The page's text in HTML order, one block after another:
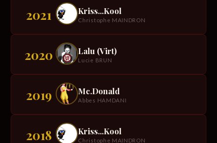
2021 Kriss...Kool
Christophe MAINDRON
2020 Lalu (Virt)
Lucie BRUN
2019 Mc.Donald
Abbes HAMDANI
2018 Kriss...Kool
Christophe MAINDRON